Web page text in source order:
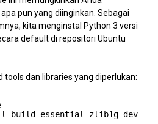
pun yang diinginkan. Sebagai
kita menginstal Python 3 versi
default di repositori Ubuntu
tools dan libraries yang diperlukan:
build-essential zlib1g-dev